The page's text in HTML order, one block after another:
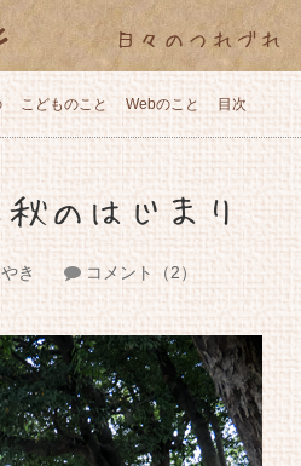
日々のつれづれ
こどものこと Webのこと 目次
のはじまり
き コメント（2）